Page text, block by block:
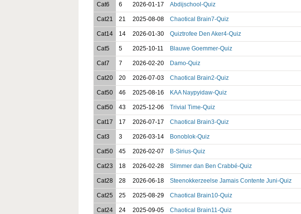
Cat6 6 2026-01-17 Abdijschool-Quiz
Cat21 21 2025-08-08 Chaotical Brain7-Quiz
Cat14 14 2026-01-30 Quiztrofee Den Aker4-Quiz
Cat5 5 2025-10-11 Blauwe Goemmer-Quiz
Cat7 7 2026-02-20 Damo-Quiz
Cat20 20 2026-07-03 Chaotical Brain2-Quiz
Cat50 46 2025-08-16 KAA Naypyidaw-Quiz
Cat50 43 2025-12-06 Trivial Time-Quiz
Cat17 17 2026-07-17 Chaotical Brain3-Quiz
Cat3 3 2026-03-14 Bonoblok-Quiz
Cat50 45 2026-02-07 B-Sirius-Quiz
Cat23 18 2026-02-28 Slimmer dan Ben Crabbé-Quiz
Cat28 28 2026-06-18 Steenokkerzeelse Jamais Contente Juni-Quiz
Cat25 25 2025-08-29 Chaotical Brain10-Quiz
Cat24 24 2025-09-05 Chaotical Brain11-Quiz